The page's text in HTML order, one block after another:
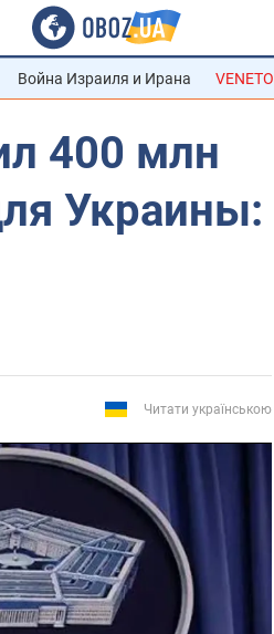
Война Израиля и Ирана VENETO
400 млн
Украины:
Читати українською